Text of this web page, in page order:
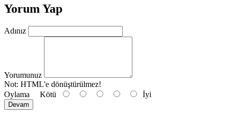
Yorum Yap
Adınız
Yorumunuz
Not: HTML'e dönüştürülmez!
Oylama Kötü İyi
Devam